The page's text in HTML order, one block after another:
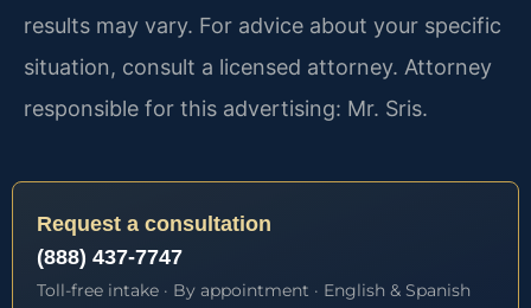
results may vary. For advice about your specific
situation, consult a licensed attorney. Attorney
responsible for this advertising: Mr. Sris.
Request a consultation
(888) 437-7747
Toll-free intake · By appointment · English & Spanish